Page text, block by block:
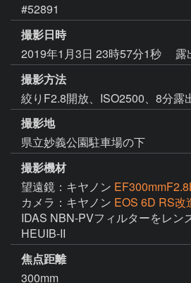
#52891
撮影日時
2019年1月3日 23時57分1秒
露
撮影方法
絞りF2.8開放、ISO2500、8分露
撮影地
県立妙義公園駐車場の下
撮影機材
望遠鏡：キヤノン
カメラ：キヤノン EOS 6D RS改
IDAS NBN-PVフィルターをレン
HEUIB-II
焦点距離
300mm